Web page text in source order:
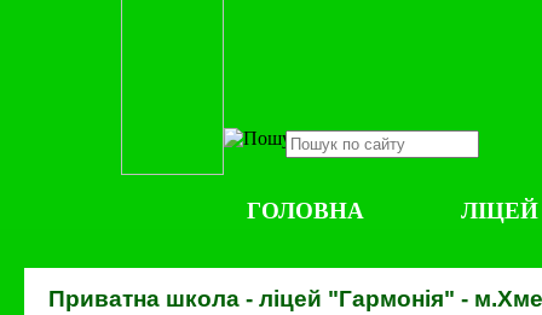
ГОЛОВНА ЛІЦЕЙ
Приватна школа - ліцей "Гармонія" -